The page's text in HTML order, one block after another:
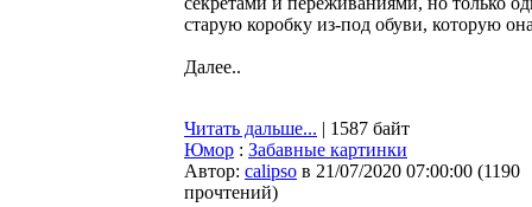
старую коробку из-под обуви, которую
Далее..
Читать дальше... | 1587 байт
Юмор : Забавные картинки
Автор: calipso в 21/07/2020 07:00:00 (1190
прочтений)